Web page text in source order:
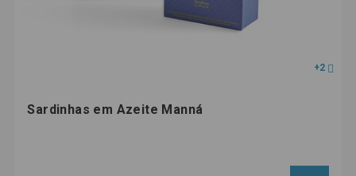
+2
Sardinhas em Azeite Manná